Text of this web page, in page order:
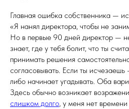
Главная ошибка собственника —
«Я нанял директора, чтобы не
Но в первые 90 дней директор —
знает, где у тебя болит, что ты
принимать решения
согласовывать. Если ты
либо начинает угадывать. Оба
Здесь обычно возникает
слишком долго, у меня нет